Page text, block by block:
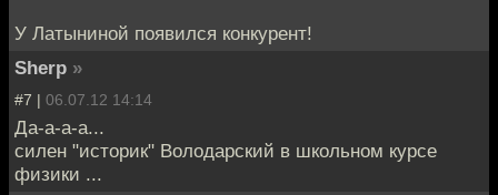
У Латыниной появился конкурент!
Sherp »
#7 | 06.07.12 14:14
Да-а-а-а...
силен "историк" Володарский в школьном курсе
физики ...